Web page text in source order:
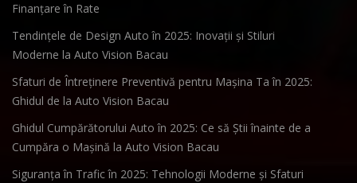
Finanțare în Rate
Tendințele de Design Auto în 2025: Inovații și Stiluri
Moderne la Auto Vision Bacau
Sfaturi de Întreținere Preventivă pentru Mașina Ta în 2025:
Ghidul de la Auto Vision Bacau
Ghidul Cumpărătorului Auto în 2025: Ce să Știi înainte de a
Cumpăra o Mașină la Auto Vision Bacau
Siguranța în Trafic în 2025: Tehnologii Moderne și Sfaturi